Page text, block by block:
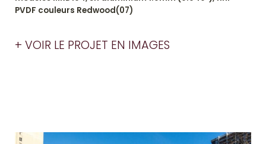
PVDF couleurs Redwood(07)
+ VOIR LE PROJET EN IMAGES